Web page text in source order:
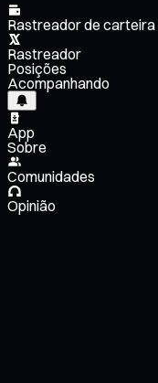
Rastreador de carteira
Rastreador
Posições
Acompanhando
App
Sobre
Comunidades
Opinião